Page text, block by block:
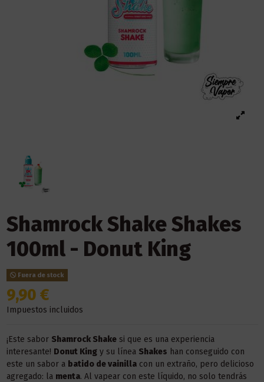
Shamrock Shake Shakes
100ml - Donut King
Fuera de stock
9,90 €
Impuestos incluidos
¡Este sabor Shamrock Shakesi que es una experiencia
interesante! Donut Kingy su línea Shakes han conseguido con
este un sabor a batido de vainillacon un extraño, pero delicioso
agregado: la menta. Al vapear con este líquido, no solo tendrás